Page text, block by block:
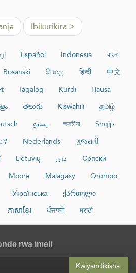
Ibikurikira >
Español Indonesia
বাংলা
Bosanski සිංහල हिन्दी
中文
Tagalog Kurdî
Hausa
తెలుగు Kiswahili
தமிழ்
پښتو অসমীয়া
Shqip
Nederlands
ગુજરાતી
Lietuvių دری
Српски
Moore Malagasy
Oromoo
Українська
ქართული
ភាសាខ្មែរ ਪੰਜਾਬੀ मराठी
rwa imeli
Kwiyandikisha.